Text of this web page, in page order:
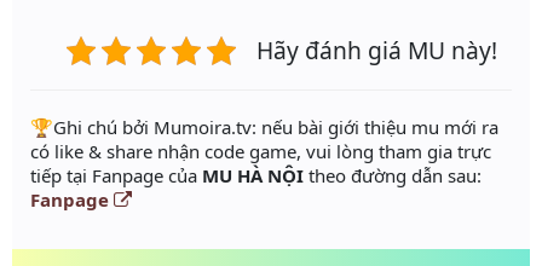
Hãy đánh giá MU này!
️🏆Ghi chú bởi Mumoira.tv: nếu bài giới thiệu mu mới ra
có like & share nhận code game, vui lòng tham gia trực
tiếp tại Fanpage của MU HÀ NỘI theo đường dẫn sau:
Fanpage